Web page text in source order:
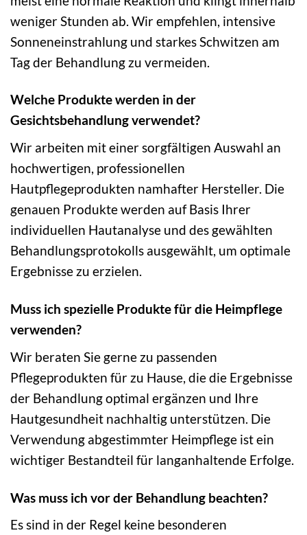
weniger Stunden ab. Wir empfehlen, intensive
Sonneneinstrahlung und starkes Schwitzen am
Tag der Behandlung zu vermeiden.
Welche Produkte werden in der
Gesichtsbehandlung verwendet?
Wir arbeiten mit einer sorgfältigen Auswahl an
hochwertigen, professionellen
Hautpflegeprodukten namhafter Hersteller. Die
genauen Produkte werden auf Basis Ihrer
individuellen Hautanalyse und des gewählten
Behandlungsprotokolls ausgewählt, um optimale
Ergebnisse zu erzielen.
Muss ich spezielle Produkte für die Heimpflege
verwenden?
Wir beraten Sie gerne zu passenden
Pflegeprodukten für zu Hause, die die Ergebnisse
der Behandlung optimal ergänzen und Ihre
Hautgesundheit nachhaltig unterstützen. Die
Verwendung abgestimmter Heimpflege ist ein
wichtiger Bestandteil für langanhaltende Erfolge.
Was muss ich vor der Behandlung beachten?
Es sind in der Regel keine besonderen